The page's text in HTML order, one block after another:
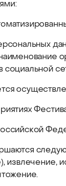
извлечение,